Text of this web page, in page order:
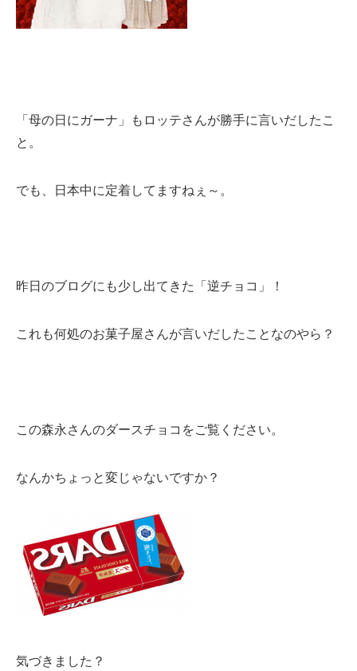
「母の日にガーナ」もロッテさんが勝手に言いだしたこ
と。
でも、日本中に定着してますねぇ～。
昨日のブログにも少し出てきた「逆チョコ」！
これも何処のお菓子屋さんが言いだしたことなのやら？
この森永さんのダースチョコをご覧ください。
なんかちょっと変じゃないですか？
気づきました？